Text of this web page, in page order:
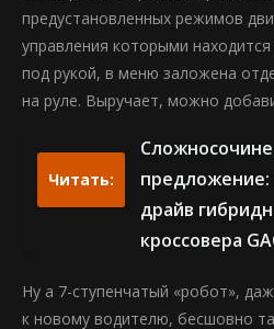
предустановленных режимов
управления которыми
под рукой, в меню заложена
на руле. Выручает, можно
Читать:
предложение:
драйв
кроссовера
Ну а 7-ступенчатый «робот»,
к новому водителю, бесшовно